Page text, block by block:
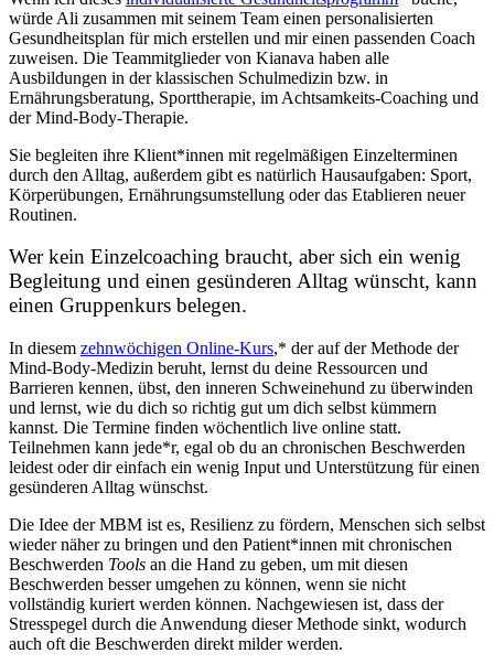
würde Ali zusammen mit seinem Team einen personalisierten
Gesundheitsplan für mich erstellen und mir einen passenden Coach
zuweisen. Die Teammitglieder von Kianava haben alle
Ausbildungen in der klassischen Schulmedizin bzw. in
Ernährungsberatung, Sporttherapie, im Achtsamkeits-Coaching und
der Mind-Body-Therapie.
Sie begleiten ihre Klient*innen mit regelmäßigen Einzelterminen
durch den Alltag, außerdem gibt es natürlich Hausaufgaben: Sport,
Körperübungen, Ernährungsumstellung oder das Etablieren neuer
Routinen.
Wer kein Einzelcoaching braucht, aber sich ein wenig
Begleitung und einen gesünderen Alltag wünscht, kann
einen Gruppenkurs belegen.
In diesem zehnwöchigen Online-Kurs,* der auf der Methode der
Mind-Body-Medizin beruht, lernst du deine Ressourcen und
Barrieren kennen, übst, den inneren Schweinehund zu überwinden
und lernst, wie du dich so richtig gut um dich selbst kümmern
kannst. Die Termine finden wöchentlich live online statt.
Teilnehmen kann jede*r, egal ob du an chronischen Beschwerden
leidest oder dir einfach ein wenig Input und Unterstützung für einen
gesünderen Alltag wünschst.
Die Idee der MBM ist es, Resilienz zu fördern, Menschen sich selbst
wieder näher zu bringen und den Patient*innen mit chronischen
Beschwerden Tools an die Hand zu geben, um mit diesen
Beschwerden besser umgehen zu können, wenn sie nicht
vollständig kuriert werden können. Nachgewiesen ist, dass der
Stresspegel durch die Anwendung dieser Methode sinkt, wodurch
auch oft die Beschwerden direkt milder werden.